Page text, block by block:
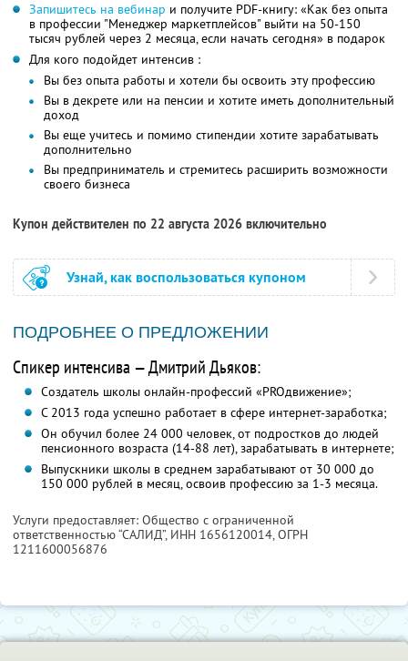
Запишитесь на вебинар и получите PDF-книгу: «Как без опыта
в профессии "Менеджер маркетплейсов" выйти на 50-150
тысяч рублей через 2 месяца, если начать сегодня» в подарок
Для кого подойдет интенсив :
Вы без опыта работы и хотели бы освоить эту профессию
Вы в декрете или на пенсии и хотите иметь дополнительный
доход
Вы еще учитесь и помимо стипендии хотите зарабатывать
дополнительно
Вы предприниматель и стремитесь расширить возможности
своего бизнеса
Купон действителен по 22 августа 2026 включительно
Узнай, как воспользоваться купоном
ПОДРОБНЕЕ О ПРЕДЛОЖЕНИИ
Спикер интенсива — Дмитрий Дьяков:
Создатель школы онлайн-профессий «PROдвижение»;
С 2013 года успешно работает в сфере интернет-заработка;
Он обучил более 24 000 человек, от подростков до людей
пенсионного возраста (14-88 лет), зарабатывать в интернете;
Выпускники школы в среднем зарабатывают от 30 000 до
150 000 рублей в месяц, освоив профессию за 1-3 месяца.
Услуги предоставляет: Общество с ограниченной
ответственностью “САЛИД”, ИНН 1656120014, ОГРН
1211600056876